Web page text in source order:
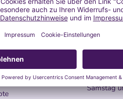
von
für die sichere
Kontakt-
Montag -
Samstag